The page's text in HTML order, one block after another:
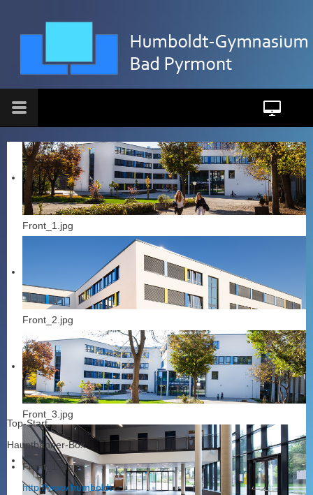
Front_1.jpg
Front_2.jpg
Front_3.jpg
Top-Start
Hauptbanner-Box
Front_1.jpg
http://www.humboldt-